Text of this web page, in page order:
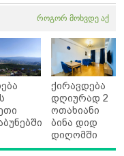
როგორ მოხვდე აქ
ქირავდება
დღიურად 2
ოთახიანი
ბინა დიდ
დიღომში